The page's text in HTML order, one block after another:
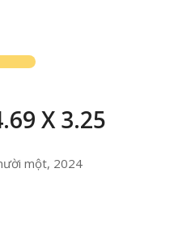
X 3.25
một, 2024